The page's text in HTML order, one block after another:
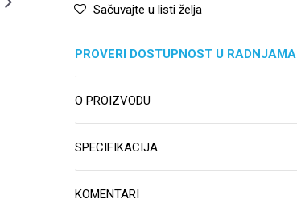
Sačuvajte u listi želja
PROVERI DOSTUPNOST U RADNJAMA
O PROIZVODU
SPECIFIKACIJA
KOMENTARI